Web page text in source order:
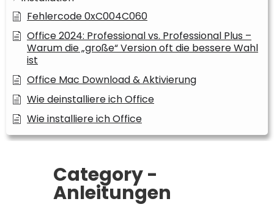
Fehlercode 0xC004C060
Office 2024: Professional vs. Professional Plus –
Warum die „große“ Version oft die bessere Wahl
ist
Office Mac Download & Aktivierung
Wie deinstalliere ich Office
Wie installiere ich Office
Category -
Anleitungen